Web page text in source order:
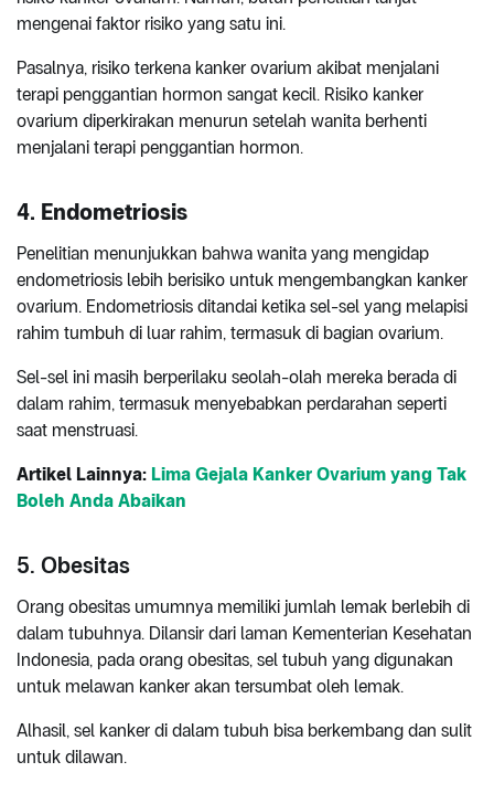
mengenai faktor risiko yang satu ini.
Pasalnya, risiko terkena kanker ovarium akibat menjalani
terapi penggantian hormon sangat kecil. Risiko kanker
ovarium diperkirakan menurun setelah wanita berhenti
menjalani terapi penggantian hormon.
4. Endometriosis
Penelitian menunjukkan bahwa wanita yang mengidap
endometriosis lebih berisiko untuk mengembangkan kanker
ovarium. Endometriosis ditandai ketika sel-sel yang melapisi
rahim tumbuh di luar rahim, termasuk di bagian ovarium.
Sel-sel ini masih berperilaku seolah-olah mereka berada di
dalam rahim, termasuk menyebabkan perdarahan seperti
saat menstruasi.
Artikel Lainnya: Lima Gejala Kanker Ovarium yang Tak
Boleh Anda Abaikan
5. Obesitas
Orang obesitas umumnya memiliki jumlah lemak berlebih di
dalam tubuhnya. Dilansir dari laman Kementerian Kesehatan
Indonesia, pada orang obesitas, sel tubuh yang digunakan
untuk melawan kanker akan tersumbat oleh lemak.
Alhasil, sel kanker di dalam tubuh bisa berkembang dan sulit
untuk dilawan.